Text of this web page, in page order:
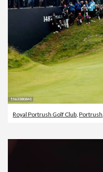
Royal Portrush Golf Club, Portrush,